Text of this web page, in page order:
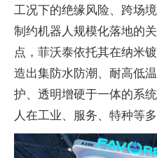
工况下的绝缘风险、跨场
制约机器人规模化落地的
点，菲沃泰依托其在纳米
造出集防水防潮、耐高低
护、透明增硬于一体的系
人在工业、服务、特种等